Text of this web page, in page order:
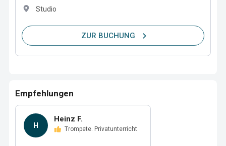
Studio
ZUR BUCHUNG
Empfehlungen
H
Heinz F.
Trompete. Privatunterricht